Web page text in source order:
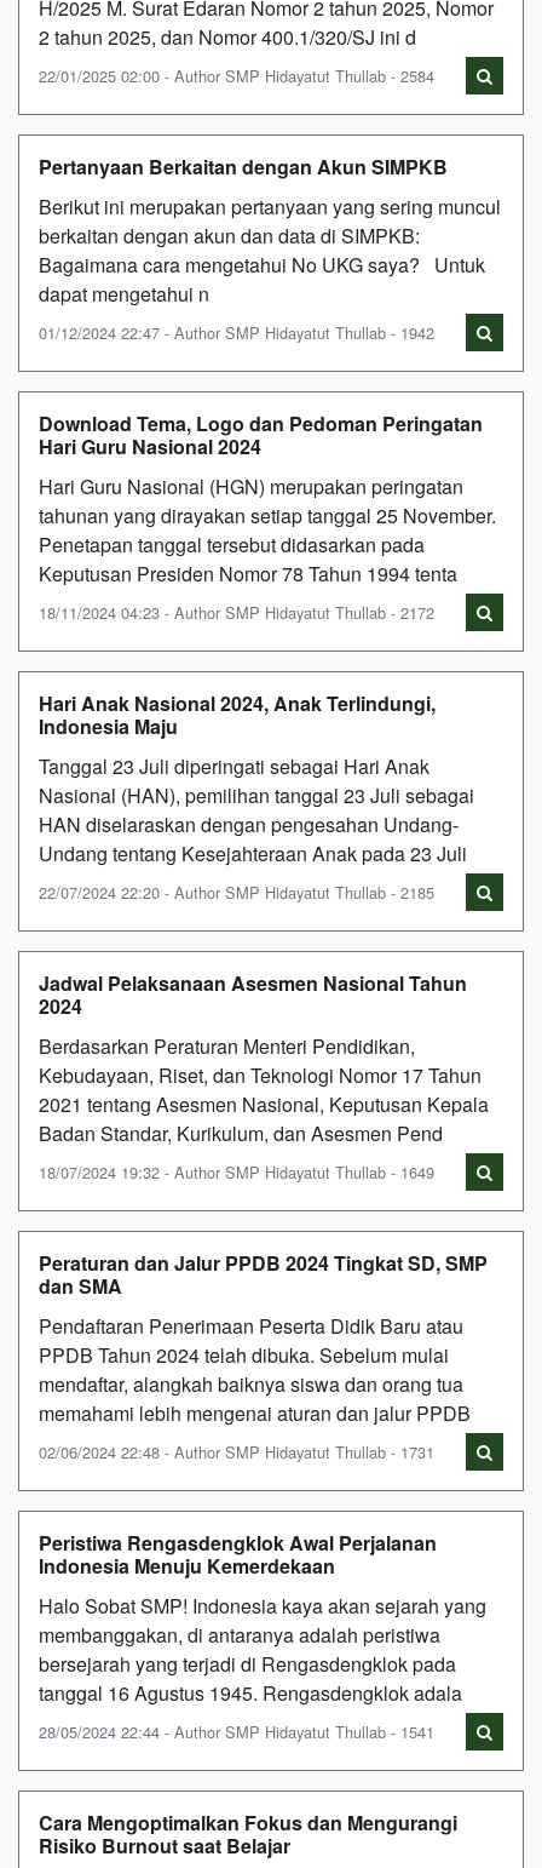
H/2025 M. Surat Edaran Nomor 2 tahun 2025, Nomor
2 tahun 2025, dan Nomor 400.1/320/SJ ini d
22/01/2025 02:00 - Author SMP Hidayatut Thullab - 2584
Pertanyaan Berkaitan dengan Akun SIMPKB
Berikut ini merupakan pertanyaan yang sering muncul
berkaitan dengan akun dan data di SIMPKB:
Bagaimana cara mengetahui No UKG saya? Untuk
dapat mengetahui n
01/12/2024 22:47 - Author SMP Hidayatut Thullab - 1942
Download Tema, Logo dan Pedoman Peringatan
Hari Guru Nasional 2024
Hari Guru Nasional (HGN) merupakan peringatan
tahunan yang dirayakan setiap tanggal 25 November.
Penetapan tanggal tersebut didasarkan pada
Keputusan Presiden Nomor 78 Tahun 1994 tenta
18/11/2024 04:23 - Author SMP Hidayatut Thullab - 2172
Hari Anak Nasional 2024, Anak Terlindungi,
Indonesia Maju
Tanggal 23 Juli diperingati sebagai Hari Anak
Nasional (HAN), pemilihan tanggal 23 Juli sebagai
HAN diselaraskan dengan pengesahan Undang-
Undang tentang Kesejahteraan Anak pada 23 Juli
22/07/2024 22:20 - Author SMP Hidayatut Thullab - 2185
Jadwal Pelaksanaan Asesmen Nasional Tahun
2024
Berdasarkan Peraturan Menteri Pendidikan,
Kebudayaan, Riset, dan Teknologi Nomor 17 Tahun
2021 tentang Asesmen Nasional, Keputusan Kepala
Badan Standar, Kurikulum, dan Asesmen Pend
18/07/2024 19:32 - Author SMP Hidayatut Thullab - 1649
Peraturan dan Jalur PPDB 2024 Tingkat SD, SMP
dan SMA
Pendaftaran Penerimaan Peserta Didik Baru atau
PPDB Tahun 2024 telah dibuka. Sebelum mulai
mendaftar, alangkah baiknya siswa dan orang tua
memahami lebih mengenai aturan dan jalur PPDB
02/06/2024 22:48 - Author SMP Hidayatut Thullab - 1731
Peristiwa Rengasdengklok Awal Perjalanan
Indonesia Menuju Kemerdekaan
Halo Sobat SMP! Indonesia kaya akan sejarah yang
membanggakan, di antaranya adalah peristiwa
bersejarah yang terjadi di Rengasdengklok pada
tanggal 16 Agustus 1945. Rengasdengklok adala
28/05/2024 22:44 - Author SMP Hidayatut Thullab - 1541
Cara Mengoptimalkan Fokus dan Mengurangi
Risiko Burnout saat Belajar